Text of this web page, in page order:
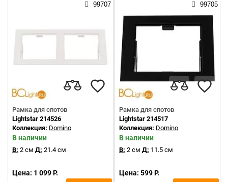
99707
Рамка для спотов
Lightstar 214526
Коллекция: Domino
В наличии
В: 2 см Д: 21.4 см
Цена: 1 099 Р.
99705
Рамка для спотов
Lightstar 214517
Коллекция: Domino
В наличии
В: 2 см Д: 11.5 см
Цена: 599 Р.